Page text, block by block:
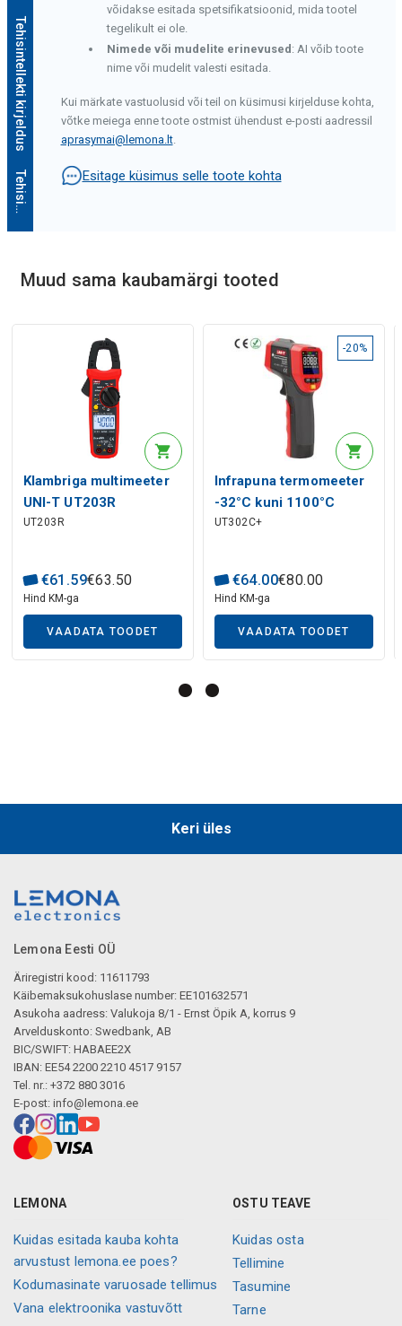
Tehisintellekti kirjeldus
T
e
h
i
s
i
n
t
e
l
l
e
k
t
i
k
i
r
j
e
l
d
u
s
Tehisintellekti kirjeldus
võidakse esitada spetsifikatsioonid, mida tootel
tegelikult ei ole.
Nimede või mudelite erinevused : AI võib toote
nime või mudelit valesti esitada.
Kui märkate vastuolusid või teil on küsimusi kirjelduse kohta,
võtke meiega enne toote ostmist ühendust e-posti aadressil
aprasymai@lemona.lt.
Esitage küsimus selle toote kohta
Muud sama kaubamärgi tooted
Klambriga multimeeter
UNI-T UT203R
UT203R
€61 .59€63.50
Hind KM-ga
VAADATA TOODET
-20%
Infrapuna termomeeter
-32°C kuni 1100°C
UT302C+ UNI-T
UT302C+
€64.00€80.00
Hind KM-ga
VAADATA TOODET
Keri üles
Lemona Eesti OÜ
Äriregistri kood: 11611793
Käibemaksukohuslase number: EE101632571
Asukoha aadress: Valukoja 8/1 - Ernst Öpik A, korrus 9
Arvelduskonto: Swedbank, AB
BIC/SWIFT: HABAEE2X
IBAN: EE54 2200 2210 4517 9157
Tel. nr.: +372 880 3016
E-post: info@lemona.ee
LEMONA
Kuidas esitada kauba kohta
arvustust lemona.ee poes?
Kodumasinate varuosade tellimus
Vana elektroonika vastuvõtt
OSTU TEAVE
Kuidas osta
Tellimine
Tasumine
Tarne